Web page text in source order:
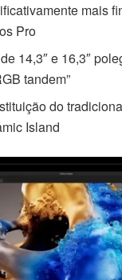
mais
Pro
14,3″ e 16,3″
tandem”
do
Island